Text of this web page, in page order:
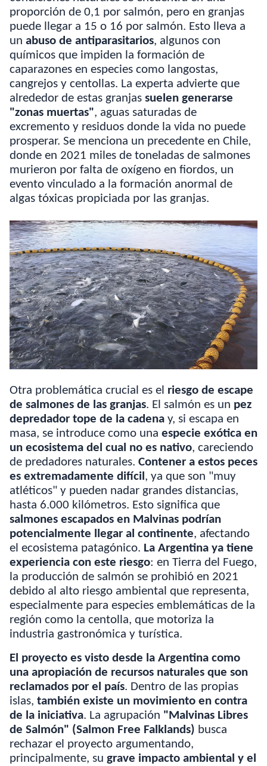
proporción de 0,1 por salmón, pero en granjas
puede llegar a 15 o 16 por salmón. Esto lleva a
un abuso de antiparasitarios, algunos con
químicos que impiden la formación de
caparazones en especies como langostas,
cangrejos y centollas. La experta advierte que
alrededor de estas granjas suelen generarse
"zonas muertas", aguas saturadas de
excremento y residuos donde la vida no puede
prosperar. Se menciona un precedente en Chile,
donde en 2021 miles de toneladas de salmones
murieron por falta de oxígeno en fiordos, un
evento vinculado a la formación anormal de
algas tóxicas propiciada por las granjas.
Otra problemática crucial es el riesgo de escape
de salmones de las granjas. El salmón es un pez
depredador tope de la cadena y, si escapa en
masa, se introduce como una especie exótica en
un ecosistema del cual no es nativo, careciendo
de predadores naturales. Contener a estos peces
es extremadamente difícil , ya que son "muy
atléticos" y pueden nadar grandes distancias,
hasta 6.000 kilómetros. Esto significa que
salmones escapados en Malvinas podrían
potencialmente llegar al continente, afectando
el ecosistema patagónico. La Argentina ya tiene
experiencia con este riesgo: en Tierra del Fuego,
la producción de salmón se prohibió en 2021
debido al alto riesgo ambiental que representa,
especialmente para especies emblemáticas de la
región como la centolla, que motoriza la
industria gastronómica y turística.
El proyecto es visto desde la Argentina como
una apropiación de recursos naturales que son
reclamados por el país. Dentro de las propias
islas, también existe un movimiento en contra
de la iniciativa. La agrupación "Malvinas Libres
de Salmón" (Salmon Free Falklands) busca
rechazar el proyecto argumentando,
principalmente, su grave impacto ambiental y el